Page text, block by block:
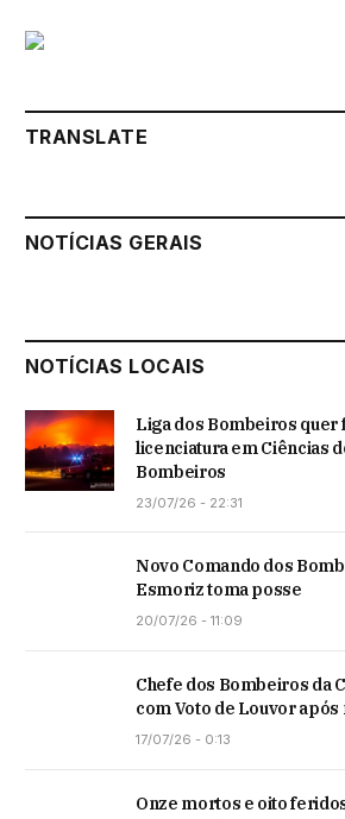
TRANSLATE
NOTÍCIAS GERAIS
NOTÍCIAS LOCAIS
Liga dos Bombeiros quer
licenciatura em Ciências
Bombeiros
23/07/26 - 22:31
Novo Comando dos
Esmoriz toma posse
20/07/26 - 11:09
Chefe dos Bombeiros da
com Voto de Louvor
17/07/26 - 0:13
Onze mortos e oito